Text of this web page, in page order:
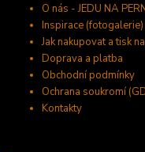
O nás - JEDU NA
Inspirace (fotogalerie)
Jak nakupovat a tisk
Doprava a platba
Obchodní podmínky
Ochrana soukromí
Kontakty